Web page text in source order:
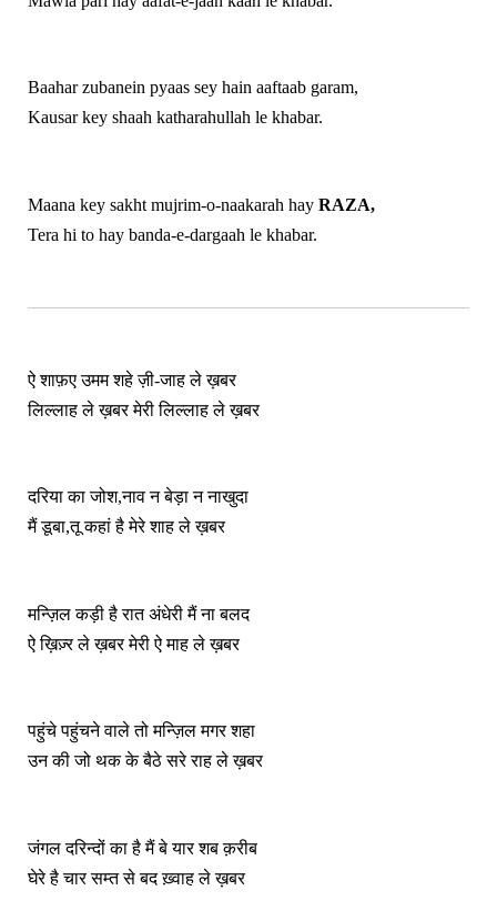
Baahar zubanein pyaas sey hain aaftaab garam,
Kausar key shaah katharahullah le khabar.
Maana key sakht mujrim-o-naakarah hay RAZA,
Tera hi to hay banda-e-dargaah le khabar.
ऐ शाफ़ए उमम शहे ज़ी-जाह ले ख़बर
लिल्लाह ले ख़बर मेरी लिल्लाह ले ख़बर
दरिया का जोश,नाव न बेड़ा न नाखुदा
मैं डूबा,तू कहां है मेरे शाह ले ख़बर
मन्ज़िल कड़ी है रात अंधेरी मैं ना बलद
ऐ ख़िज़्र ले ख़बर मेरी ऐ माह ले ख़बर
पहुंचे पहुंचने वाले तो मन्ज़िल मगर शहा
उन की जो थक के बैठे सरे राह ले ख़बर
जंगल दरिन्दों का है मैं बे यार शब क़रीब
घेरे है चार सम्त से बद ख़्वाह ले ख़बर